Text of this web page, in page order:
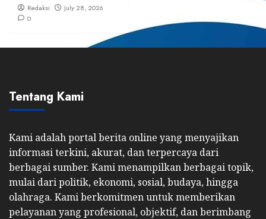
Redaksi
July 28, 2026
0
Tentang Kami
Kami adalah portal berita online yang menyajikan
informasi terkini, akurat, dan terpercaya dari
berbagai sumber. Kami menampilkan berbagai topik,
mulai dari politik, ekonomi, sosial, budaya, hingga
olahraga. Kami berkomitmen untuk memberikan
pelayanan yang profesional, objektif, dan berimbang